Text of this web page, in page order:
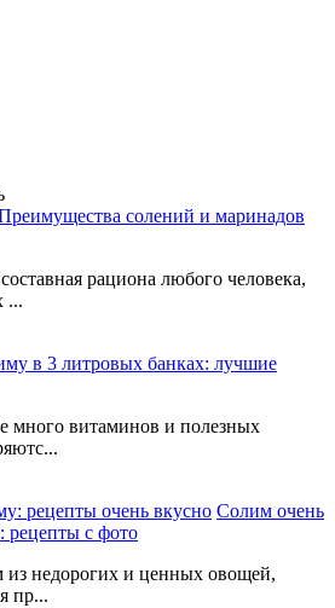
солений и маринадов
рациона любого человека,
...
в 3 литровых банках: лучшие
много витаминов и полезных
Солим очень
рецепты с фото
из недорогих и ценных овощей,
пр...